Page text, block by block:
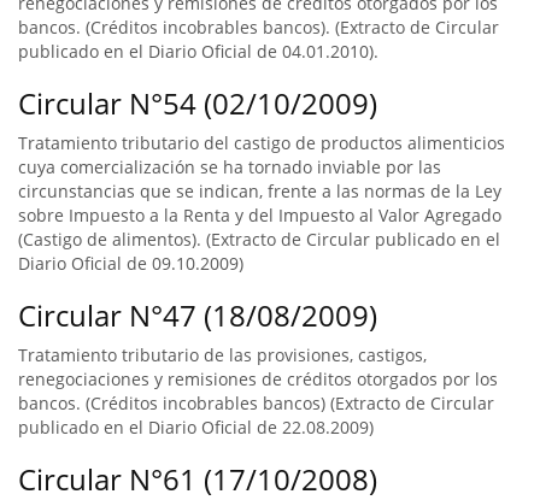
bancos. (Créditos incobrables bancos). (Extracto de Circular
publicado en el Diario Oficial de 04.01.2010).
Circular N°54 (02/10/2009)
Tratamiento tributario del castigo de productos alimenticios
cuya comercialización se ha tornado inviable por las
circunstancias que se indican, frente a las normas de la Ley
sobre Impuesto a la Renta y del Impuesto al Valor Agregado
(Castigo de alimentos). (Extracto de Circular publicado en el
Diario Oficial de 09.10.2009)
Circular N°47 (18/08/2009)
Tratamiento tributario de las provisiones, castigos,
renegociaciones y remisiones de créditos otorgados por los
bancos. (Créditos incobrables bancos) (Extracto de Circular
publicado en el Diario Oficial de 22.08.2009)
Circular N°61 (17/10/2008)